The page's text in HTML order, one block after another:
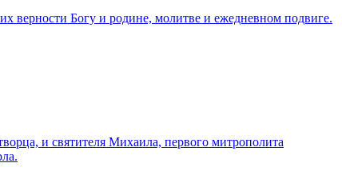
верности Богу и родине, молитве и ежедневном подвиге.
и святителя Михаила, первого митрополита